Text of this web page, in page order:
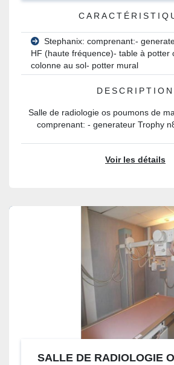
Stephanix: comprenant:-
HF (haute fréquence)- table à potter
colonne au sol- potter mural
DESCRIPTION
Salle de radiologie os poumons de
comprenant: - generateur Trophy
Voir les détails
SALLE DE RADIOLOGIE